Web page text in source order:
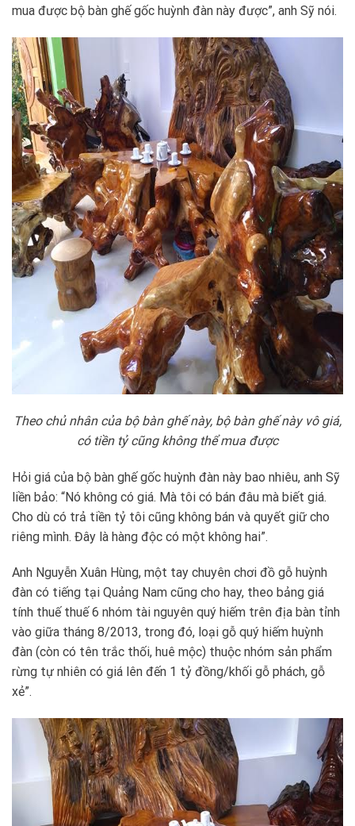
mua được bộ bàn ghế gốc huỳnh đàn này được”, anh Sỹ nói.
Theo chủ nhân của bộ bàn ghế này, bộ bàn ghế này vô giá,
có tiền tỷ cũng không thể mua được
Hỏi giá của bộ bàn ghế gốc huỳnh đàn này bao nhiêu, anh Sỹ
liền bảo: “Nó không có giá. Mà tôi có bán đâu mà biết giá.
Cho dù có trả tiền tỷ tôi cũng không bán và quyết giữ cho
riêng mình. Đây là hàng độc có một không hai”.
Anh Nguyễn Xuân Hùng, một tay chuyên chơi đồ gỗ huỳnh
đàn có tiếng tại Quảng Nam cũng cho hay, theo bảng giá
tính thuế thuế 6 nhóm tài nguyên quý hiếm trên địa bàn tỉnh
vào giữa tháng 8/2013, trong đó, loại gỗ quý hiếm huỳnh
đàn (còn có tên trắc thối, huê mộc) thuộc nhóm sản phẩm
rừng tự nhiên có giá lên đến 1 tỷ đồng/khối gỗ phách, gỗ
xẻ”.